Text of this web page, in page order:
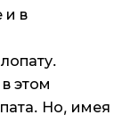
и в
этом
Но, имея